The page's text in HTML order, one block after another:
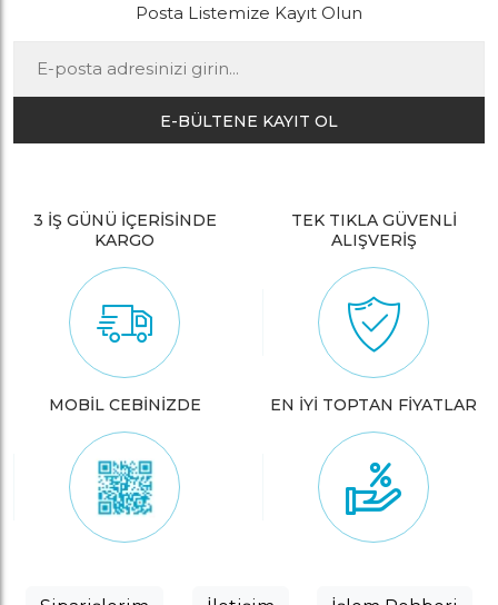
Posta Listemize Kayıt Olun
E-BÜLTENE KAYIT OL
3 İŞ GÜNÜ İÇERİSİNDE
KARGO
TEK TIKLA GÜVENLİ
ALIŞVERİŞ
MOBİL CEBİNİZDE EN İYİ TOPTAN FİYATLAR